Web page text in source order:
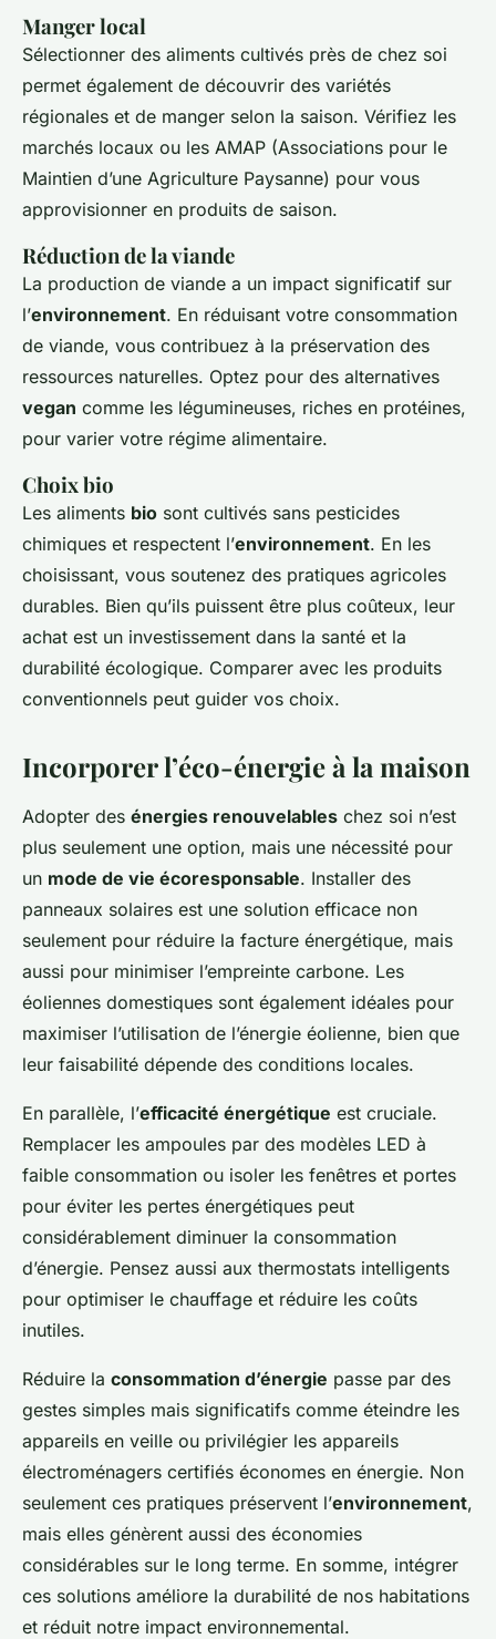
Manger local
Sélectionner des aliments cultivés près de chez soi
permet également de découvrir des variétés
régionales et de manger selon la saison. Vérifiez les
marchés locaux ou les AMAP (Associations pour le
Maintien d’une Agriculture Paysanne) pour vous
approvisionner en produits de saison.
Réduction de la viande
La production de viande a un impact significatif sur
l’environnement. En réduisant votre consommation
de viande, vous contribuez à la préservation des
ressources naturelles. Optez pour des alternatives
vegan comme les légumineuses, riches en protéines,
pour varier votre régime alimentaire.
Choix bio
Les aliments bio sont cultivés sans pesticides
chimiques et respectent l’environnement. En les
choisissant, vous soutenez des pratiques agricoles
durables. Bien qu’ils puissent être plus coûteux, leur
achat est un investissement dans la santé et la
durabilité écologique. Comparer avec les produits
conventionnels peut guider vos choix.
Incorporer l’éco-énergie à la maison
Adopter des énergies renouvelables chez soi n’est
plus seulement une option, mais une nécessité pour
un mode de vie écoresponsable. Installer des
panneaux solaires est une solution efficace non
seulement pour réduire la facture énergétique, mais
aussi pour minimiser l’empreinte carbone. Les
éoliennes domestiques sont également idéales pour
maximiser l’utilisation de l’énergie éolienne, bien que
leur faisabilité dépende des conditions locales.
En parallèle, l’efficacité énergétique est cruciale.
Remplacer les ampoules par des modèles LED à
faible consommation ou isoler les fenêtres et portes
pour éviter les pertes énergétiques peut
considérablement diminuer la consommation
d’énergie. Pensez aussi aux thermostats intelligents
pour optimiser le chauffage et réduire les coûts
inutiles.
Réduire la consommation d’énergie passe par des
gestes simples mais significatifs comme éteindre les
appareils en veille ou privilégier les appareils
électroménagers certifiés économes en énergie. Non
seulement ces pratiques préservent l’environnement,
mais elles génèrent aussi des économies
considérables sur le long terme. En somme, intégrer
ces solutions améliore la durabilité de nos habitations
et réduit notre impact environnemental.